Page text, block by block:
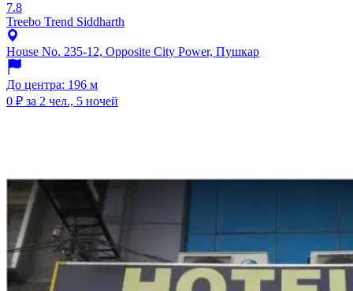
7.8
Treebo Trend Siddharth
House No. 235-12, Opposite City Power, Пушкар
До центра: 196 м
0 ₽ за 2 чел., 5 ночей